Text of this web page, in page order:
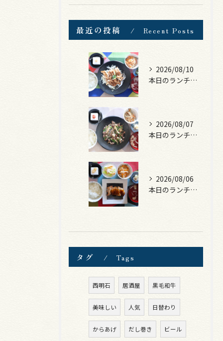
最近の投稿 Recent Posts
2026/08/10
本日のランチは、豚の生姜焼き！
2026/08/07
本日のランチは、黒毛和牛のチャプチェ！
2026/08/06
本日のランチは、照焼きチキン！
タグ Tags
西明石 居酒屋 黒毛和牛
美味しい 人気 日替わり
からあげ だし巻き ビール